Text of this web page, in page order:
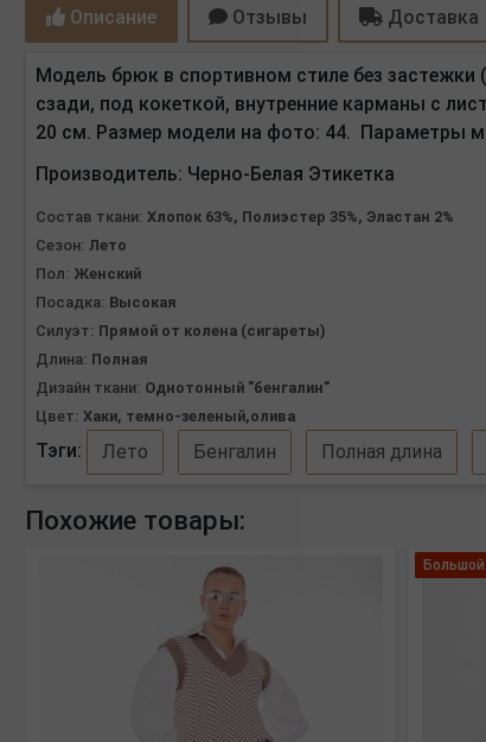
Описание Отзывы Доставка
Модель брюк в спортивном стиле без
сзади, под кокеткой, внутренние карманы с
20 см. Размер модели на фото: 44. Параметры
Производитель: Черно-Белая Этикетка
Состав ткани: Хлопок 63%, Полиэстер 35%, Эластан 2%
Сезон: Лето
Пол: Женский
Посадка: Высокая
Силуэт: Прямой от колена (сигареты)
Длина: Полная
Дизайн ткани: Однотонный "бенгалин"
Цвет: Хаки, темно-зеленый,олива
Тэги: Лето Бенгалин Полная длина
Похожие товары: